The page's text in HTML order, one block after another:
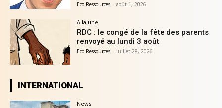
Eco Ressources - août 1, 2026
A la une
RDC : le congé de la fête des parents
renvoyé au lundi 3 août
Eco Ressources - juillet 28, 2026
INTERNATIONAL
News